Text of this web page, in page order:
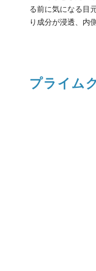
る前に気になる目
り成分が浸透、内
プライム